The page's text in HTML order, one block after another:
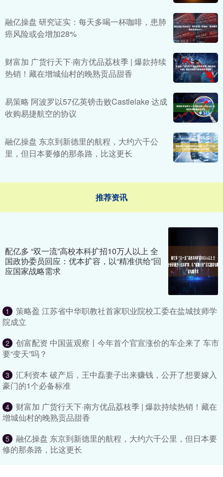
融亿操盘 研究证实：每天多喝一杯咖啡，患肺
癌风险或会增加28%
财富加 广货行天下·南方优品荔枝季 | 爆款持续
热销！藏在增城仙村的晚熟贡品甜香
易策略 阿波罗以57亿英镑击败Castlelake 达成
收购易捷航空的协议
融亿操盘 东京到新德里的航程，大约六千公
里，但日本要修的那条路，比这更长
推荐资讯
配亿多 “双一流”高校本科扩招10万人以上 全
国政协委员回应：优本扩容，以“精准供给”回
应国家战略需求
1
策略盈 江苏省中华职教社首家职业院校工委在盐城技师学
院成立
2
创富配资 中国蓝观察丨今年首个官宣涨价的车企来了 车市
要“变天”吗？
3
汇利资本 破产后，王中磊妻子出来赚钱，公开了想要嫁入
豪门的1个必备标准
4
财富加 广货行天下·南方优品荔枝季 | 爆款持续热销！藏在
增城仙村的晚熟贡品甜香
5
融亿操盘 东京到新德里的航程，大约六千公里，但日本要
修的那条路，比这更长